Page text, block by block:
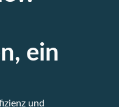
ein
und